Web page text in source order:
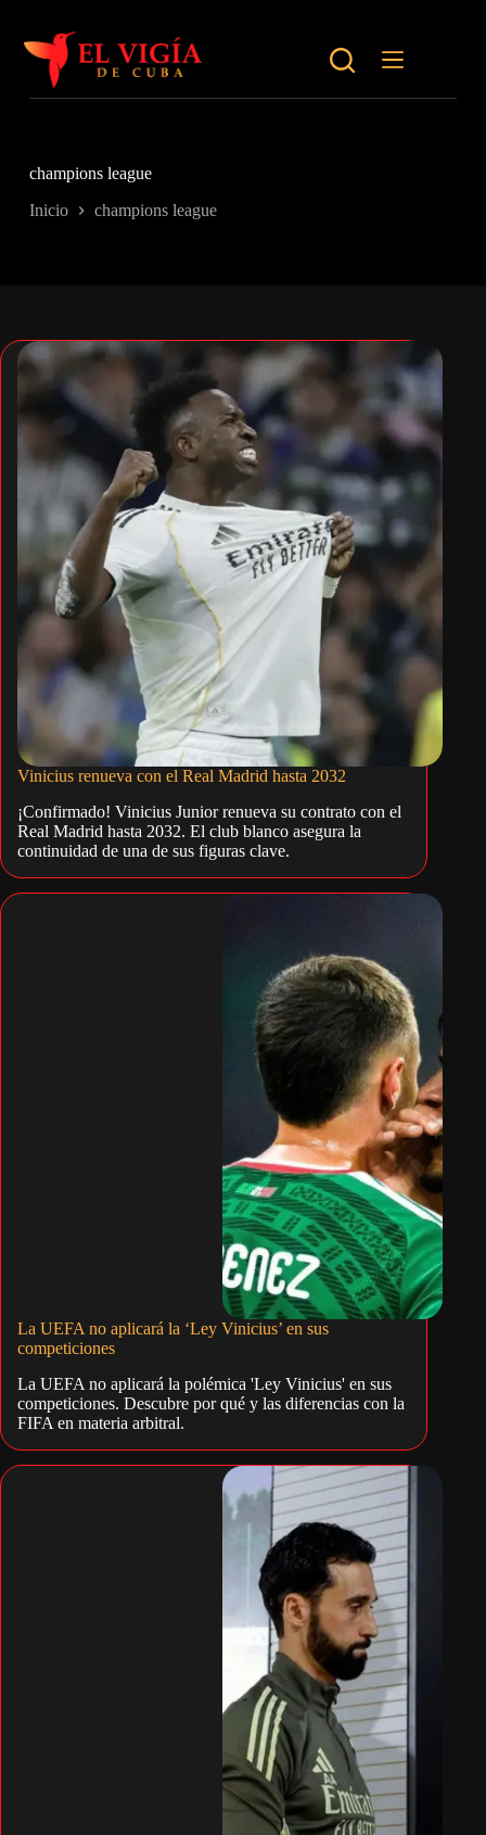
contenido
champions league
Inicio champions league
Vinicius renueva con el Real Madrid hasta 2032
¡Confirmado! Vinicius Junior renueva su contrato con el
Real Madrid hasta 2032. El club blanco asegura la
continuidad de una de sus figuras clave.
La UEFA no aplicará la ‘Ley Vinicius’ en sus
competiciones
La UEFA no aplicará la polémica 'Ley Vinicius' en sus
competiciones. Descubre por qué y las diferencias con la
FIFA en materia arbitral.